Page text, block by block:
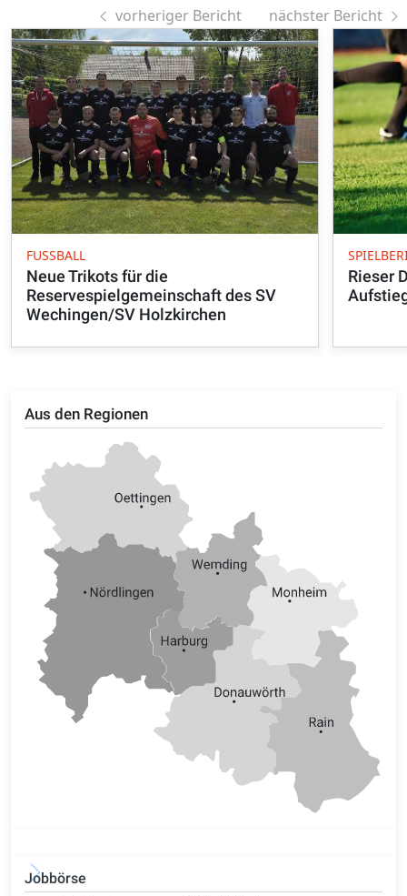
Aus den Regionen
Jobbörse
vorheriger Bericht nächster Bericht
FUSSBALL
Neue Trikots für die
Reservespielgemeinschaft des SV
Wechingen/SV Holzkirchen
Rieser